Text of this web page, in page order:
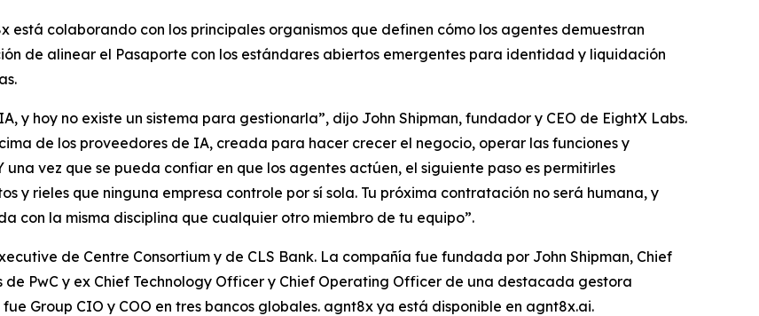
colaborando con los principales organismos que definen cómo los agentes demuestran
de alinear el Pasaporte con los estándares abiertos emergentes para identidad y liquidación
y hoy no existe un sistema para gestionarla”, dijo John Shipman, fundador y CEO de EightX Labs.
de los proveedores de IA, creada para hacer crecer el negocio, operar las funciones y
vez que se pueda confiar en que los agentes actúen, el siguiente paso es permitirles
y rieles que ninguna empresa controle por sí sola. Tu próxima contratación no será humana, y
con la misma disciplina que cualquier otro miembro de tu equipo”.
de Centre Consortium y de CLS Bank. La compañía fue fundada por John Shipman, Chief
PwC y ex Chief Technology Officer y Chief Operating Officer de una destacada gestora
Group CIO y COO en tres bancos globales. agnt8x ya está disponible en agnt8x.ai.